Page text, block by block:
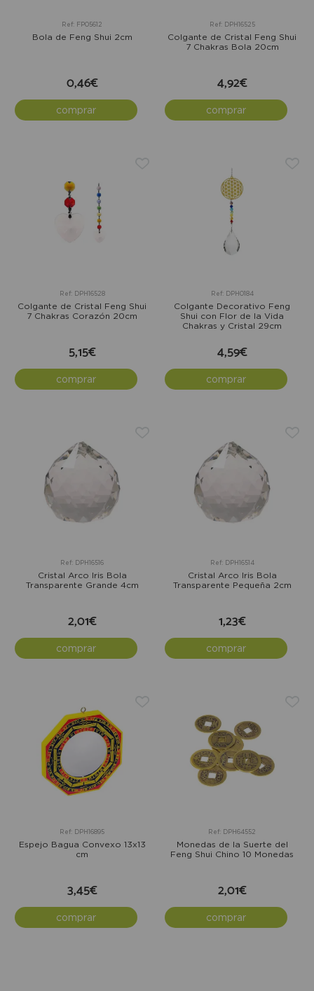
Ref: FP05612
Bola de Feng Shui 2cm
0,46€
comprar
Ref: DPH16525
Colgante de Cristal Feng Shui
7 Chakras Bola 20cm
4,92€
comprar
Ref: DPH16528
Colgante de Cristal Feng Shui
7 Chakras Corazón 20cm
5,15€
comprar
Ref: DPH0184
Colgante Decorativo Feng
Shui con Flor de la Vida
Chakras y Cristal 29cm
4,59€
comprar
Ref: DPH16516
Cristal Arco Iris Bola
Transparente Grande 4cm
2,01€
comprar
Ref: DPH16514
Cristal Arco Iris Bola
Transparente Pequeña 2cm
1,23€
comprar
Ref: DPH16895
Espejo Bagua Convexo 13x13
cm
3,45€
comprar
Ref: DPH64552
Monedas de la Suerte del
Feng Shui Chino 10 Monedas
2,01€
comprar